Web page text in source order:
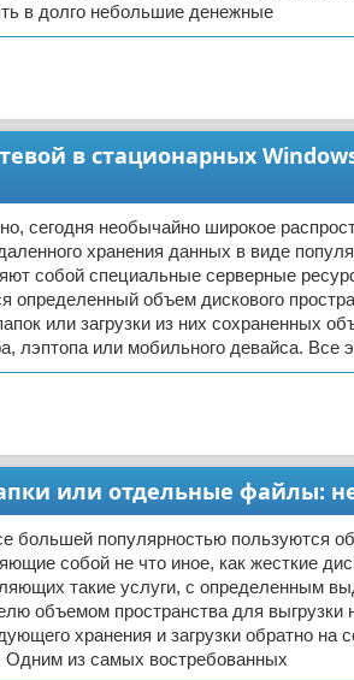
в долго небольшие денежные
в стационарных
сегодня необычайно широкое
хранения данных в виде
собой специальные серверные
определенный объем дискового
или загрузки из них сохраненных
лэптопа или мобильного девайса. Все
или отдельные файлы:
большей популярностью пользуются
собой не что иное, как жесткие
такие услуги, с определенным
объемом пространства для
хранения и загрузки обратно на
Одним из самых востребованных